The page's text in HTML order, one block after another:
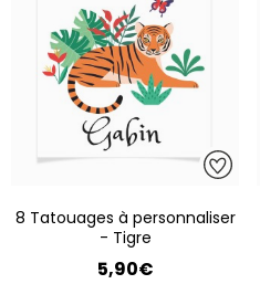
8 Tatouages à personnaliser
- Tigre
5,90€